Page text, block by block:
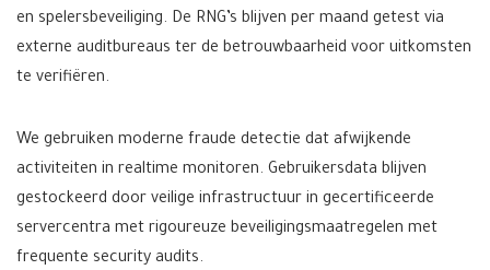
en spelersbeveiliging. De RNG’s blijven per maand getest via
externe auditbureaus ter de betrouwbaarheid voor uitkomsten
te verifiëren.
We gebruiken moderne fraude detectie dat afwijkende
activiteiten in realtime monitoren. Gebruikersdata blijven
gestockeerd door veilige infrastructuur in gecertificeerde
servercentra met rigoureuze beveiligingsmaatregelen met
frequente security audits.